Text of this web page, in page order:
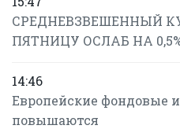
СРЕДНЕВЗВЕШЕННЫЙ
ПЯТНИЦУ ОСЛАБ НА
14:46
Европейские фондовые
повышаются